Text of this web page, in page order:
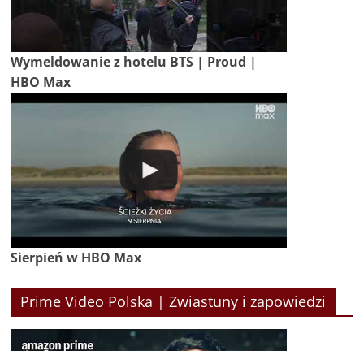
Wymeldowanie z hotelu BTS | Proud |
HBO Max
Sierpień w HBO Max
Prime Video Polska | Zwiastuny i zapowiedzi